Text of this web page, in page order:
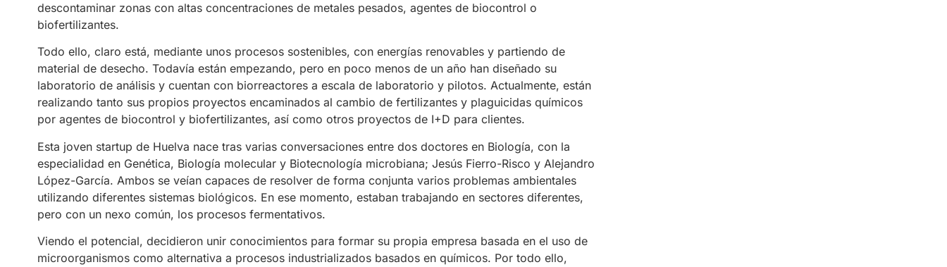
descontaminar zonas con altas concentraciones de metales pesados, agentes de biocontrol o
biofertilizantes.
Todo ello, claro está, mediante unos procesos sostenibles, con energías renovables y partiendo de
material de desecho. Todavía están empezando, pero en poco menos de un año han diseñado su
laboratorio de análisis y cuentan con biorreactores a escala de laboratorio y pilotos. Actualmente, están
realizando tanto sus propios proyectos encaminados al cambio de fertilizantes y plaguicidas químicos
por agentes de biocontrol y biofertilizantes, así como otros proyectos de I+D para clientes.
Esta joven startup de Huelva nace tras varias conversaciones entre dos doctores en Biología, con la
especialidad en Genética, Biología molecular y Biotecnología microbiana; Jesús Fierro-Risco y Alejandro
López-García. Ambos se veían capaces de resolver de forma conjunta varios problemas ambientales
utilizando diferentes sistemas biológicos. En ese momento, estaban trabajando en sectores diferentes,
pero con un nexo común, los procesos fermentativos.
Viendo el potencial, decidieron unir conocimientos para formar su propia empresa basada en el uso de
microorganismos como alternativa a procesos industrializados basados en químicos. Por todo ello,